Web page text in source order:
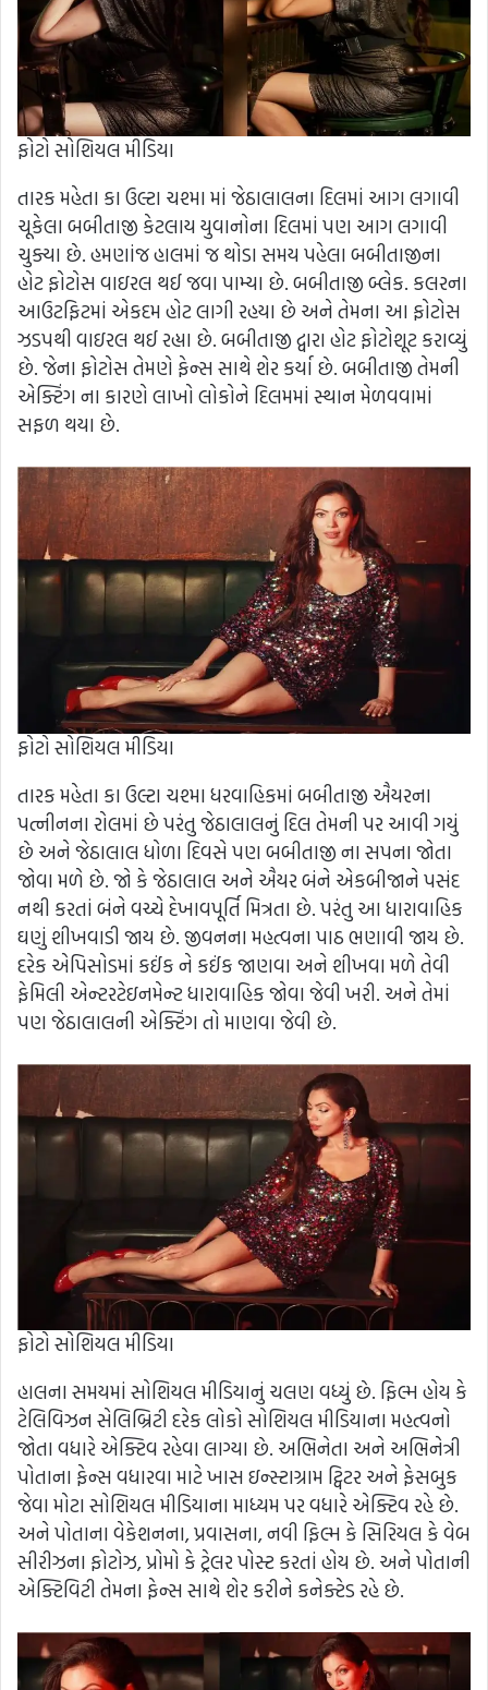
ફોટો સોશિયલ મીડિયા
તારક મહેતા કા ઉલ્ટા ચશ્મા માં જેઠાલાલના દિલમાં આગ લગાવી
ચૂકેલા બબીતાજી કેટલાય યુવાનોના દિલમાં પણ આગ લગાવી
ચુક્યા છે. હમણાંજ હાલમાં જ થોડા સમય પહેલા બબીતાજીના
હોટ ફોટોસ વાઇરલ થઈ જવા પામ્યા છે. બબીતાજી બ્લેક. કલરના
આઉટફિટમાં એકદમ હોટ લાગી રહયા છે અને તેમના આ ફોટોસ
ઝડપથી વાઇરલ થઈ રહ્યા છે. બબીતાજી દ્વારા હોટ ફોટોશૂટ કરાવ્યું
છે. જેના ફોટોસ તેમણે ફેન્સ સાથે શેર કર્યા છે. બબીતાજી તેમની
એક્ટિંગ ના કારણે લાખો લોકોને દિલમમાં સ્થાન મેળવવામાં
સફળ થયા છે.
ફોટો સોશિયલ મીડિયા
તારક મહેતા કા ઉલ્ટા ચશ્મા ધરવાહિકમાં બબીતાજી ઐયરના
પત્નીનના રોલમાં છે પરંતુ જેઠાલાલનું દિલ તેમની પર આવી ગયું
છે અને જેઠાલાલ ધોળા દિવસે પણ બબીતાજી ના સપના જોતા
જોવા મળે છે. જો કે જેઠાલાલ અને ઐયર બંને એકબીજાને પસંદ
નથી કરતાં બંને વચ્ચે દેખાવપૂર્તિ મિત્રતા છે. પરંતુ આ ધારાવાહિક
ઘણું શીખવાડી જાય છે. જીવનના મહત્વના પાઠ ભણાવી જાય છે.
દરેક એપિસોડમાં કઈંક ને કઈંક જાણવા અને શીખવા મળે તેવી
ફેમિલી એન્ટરટેઇનમેન્ટ ધારાવાહિક જોવા જેવી ખરી. અને તેમાં
પણ જેઠાલાલની એક્ટિંગ તો માણવા જેવી છે.
ફોટો સોશિયલ મીડિયા
હાલના સમયમાં સોશિયલ મીડિયાનું ચલણ વધ્યું છે. ફિલ્મ હોય કે
ટેલિવિઝન સેલિબ્રિટી દરેક લોકો સોશિયલ મીડિયાના મહત્વનો
જોતા વધારે એક્ટિવ રહેવા લાગ્યા છે. અભિનેતા અને અભિનેત્રી
પોતાના ફેન્સ વધારવા માટે ખાસ ઇન્સ્ટાગ્રામ ટ્વિટર અને ફેસબુક
જેવા મોટા સોશિયલ મીડિયાના માધ્યમ પર વધારે એક્ટિવ રહે છે.
અને પોતાના વેકેશનના, પ્રવાસના, નવી ફિલ્મ કે સિરિયલ કે વેબ
સીરીઝના ફોટોઝ, પ્રોમો કે ટ્રેલર પોસ્ટ કરતાં હોય છે. અને પોતાની
એક્ટિવિટી તેમના ફેન્સ સાથે શેર કરીને કનેક્ટેડ રહે છે.